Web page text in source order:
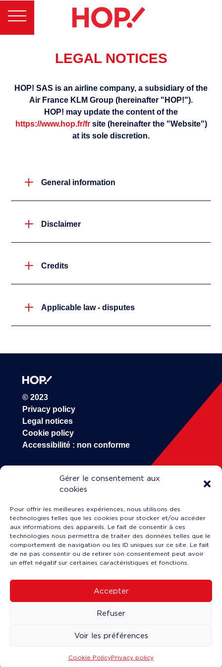
Gérer le consentement aux
cookies
Pour offrir les meilleures expériences, nous utilisons des
technologies telles que les cookies pour stocker et/ou accéder
aux informations des appareils. Le fait de consentir à ces
technologies nous permettra de traiter des données telles que le
comportement de navigation ou les ID uniques sur ce site. Le fait
de ne pas consentir ou de retirer son consentement peut avoir
un effet négatif sur certaines caractéristiques et fonctions.
Accepter
Refuser
Voir les préférences
Cookie PolicyPrivacy policy
LEGAL NOTICES
HOP! SAS is an airline company, a subsidiary of the
Air France KLM Group (hereinafter "HOP!").
HOP! may update the content of the
https://www.hop.fr/frsite (hereinafter the "Website")
at its sole discretion.
L General information
L Disclaimer
L Credits
L Applicable law - disputes
© 2023
Privacy policy
Legal notices
Cookie policy
Accessibilité : non conforme
Our company
Career
Engineering & Maintenance
Training
News
Service client en ligne↗
↗